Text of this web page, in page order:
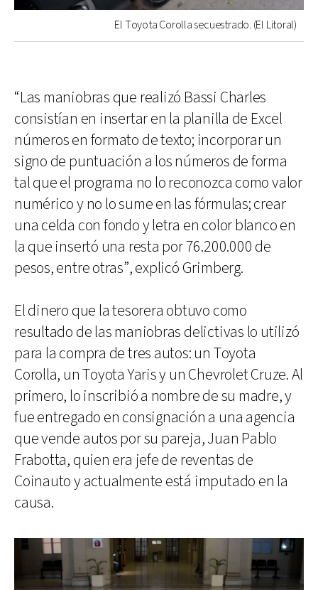
El Toyota Corolla secuestrado. (El Litoral)
“Las maniobras que realizó Bassi Charles
consistían en insertar en la planilla de Excel
números en formato de texto; incorporar un
signo de puntuación a los números de forma
tal que el programa no lo reconozca como valor
numérico y no lo sume en las fórmulas; crear
una celda con fondo y letra en color blanco en
la que insertó una resta por 76.200.000 de
pesos, entre otras”, explicó Grimberg.
El dinero que la tesorera obtuvo como
resultado de las maniobras delictivas lo utilizó
para la compra de tres autos: un Toyota
Corolla, un Toyota Yaris y un Chevrolet Cruze. Al
primero, lo inscribió a nombre de su madre, y
fue entregado en consignación a una agencia
que vende autos por su pareja, Juan Pablo
Frabotta, quien era jefe de reventas de
Coinauto y actualmente está imputado en la
causa.